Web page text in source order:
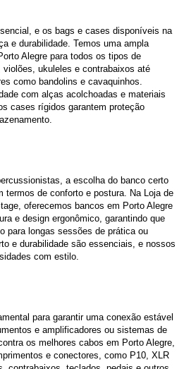
e os bags e cases disponíveis na
e durabilidade. Temos uma ampla
Alegre para todos os tipos de
ukuleles e contrabaixos até
como bandolins e cavaquinhos.
com alças acolchoadas e materiais
cases rígidos garantem proteção
a escolha do banco certo
termos de conforto e postura. Na Loja de
oferecemos bancos em Porto Alegre
e design ergonômico, garantindo que
para longas sessões de prática ou
e durabilidade são essenciais, e nossos
com estilo.
para garantir uma conexão estável
e amplificadores ou sistemas de
os melhores cabos em Porto Alegre,
e conectores, como P10, XLR